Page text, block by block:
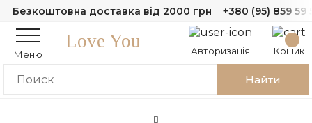
Безкоштовна доставка від 2000 грн +380 (95) 859 59
Меню
Love You Авторизація Кошик
Найти